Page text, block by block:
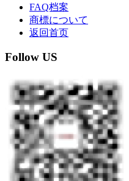
FAQ档案
商標について
返回首页
Follow US